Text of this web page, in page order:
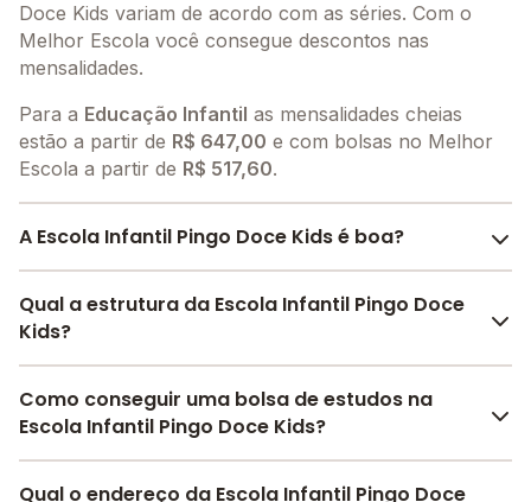
Doce Kids variam de acordo com as séries. Com o
Melhor Escola você consegue descontos nas
mensalidades.
Para a Educação Infantil as mensalidades cheias
estão a partir de R$ 647,00 e com bolsas no Melhor
Escola a partir de R$ 517,60.
A Escola Infantil Pingo Doce Kids é boa?
A Escola Infantil Pingo Doce Kids é bem avaliada por
pais, alunos e funcionários da escola, com uma
A escola recebeu avaliação de5.0emparticipação
da comunidade ,5.0emestrutura física
desenvolvimento socioemocionale5.0em
motivação dos estudantes.
Qual a estrutura da Escola Infantil Pingo Doce
Kids?
A Escola Infantil Pingo Doce Kids oferece toda a
estrutura necessária para o conforto e
Como conseguir uma bolsa de estudos na
Escola Infantil Pingo Doce Kids?
O Melhor Escola oferece descontos para a Escola
Qual o endereço da Escola Infantil Pingo Doce